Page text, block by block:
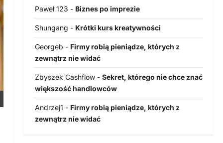
Paweł 123 - Biznes po imprezie
Shungang - Krótki kurs kreatywności
Georgeb - Firmy robią pieniądze, których z
zewnątrz nie widać
Zbyszek Cashflow- Sekret, którego nie chce znać
większość handlowców
Andrzej1 - Firmy robią pieniądze, których z
zewnątrz nie widać